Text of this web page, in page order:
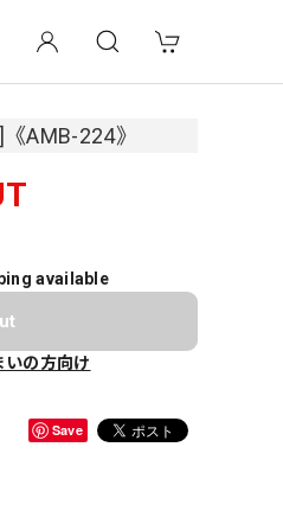
AMB-224》
available
いの方向け
Save